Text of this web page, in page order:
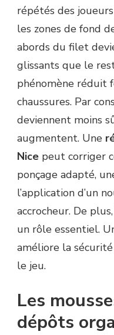
répétés des
les zones de fond
abords du filet
glissants que le
phénomène réduit
chaussures. Par
deviennent moins
augmentent. Une
Nice peut corriger
ponçage adapté,
l’application d’un
accrocheur. De
un rôle essentiel.
améliore la
le jeu.
Les
dépôts